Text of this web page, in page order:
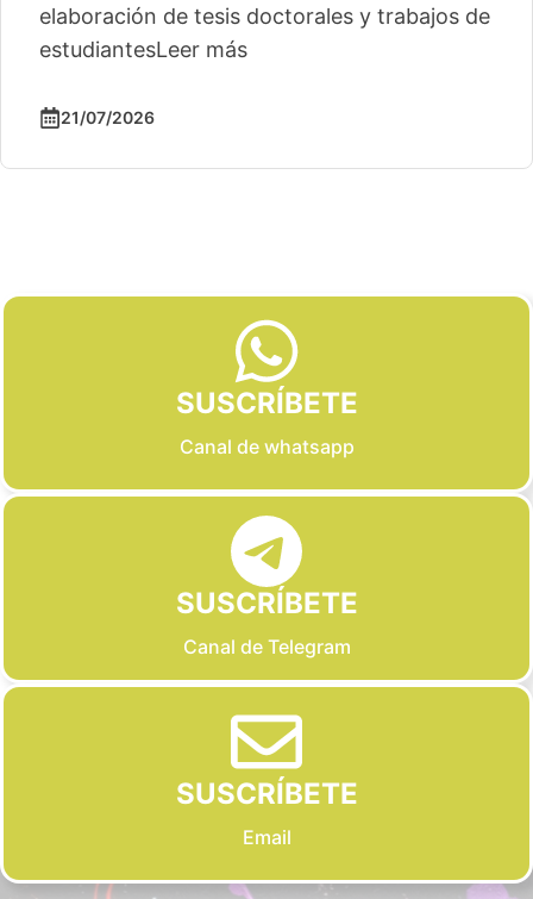
elaboración de tesis doctorales y trabajos de
estudiantesLeer más
21/07/2026
SUSCRÍBETE
Canal de whatsapp
SUSCRÍBETE
Canal de Telegram
SUSCRÍBETE
Email